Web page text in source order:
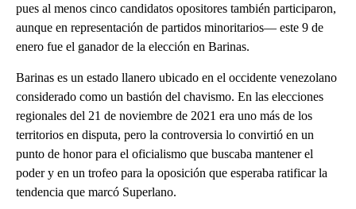
pues al menos cinco candidatos opositores también participaron,
aunque en representación de partidos minoritarios— este 9 de
enero fue el ganador de la elección en Barinas.
Barinas es un estado llanero ubicado en el occidente venezolano
considerado como un bastión del chavismo. En las elecciones
regionales del 21 de noviembre de 2021 era uno más de los
territorios en disputa, pero la controversia lo convirtió en un
punto de honor para el oficialismo que buscaba mantener el
poder y en un trofeo para la oposición que esperaba ratificar la
tendencia que marcó Superlano.